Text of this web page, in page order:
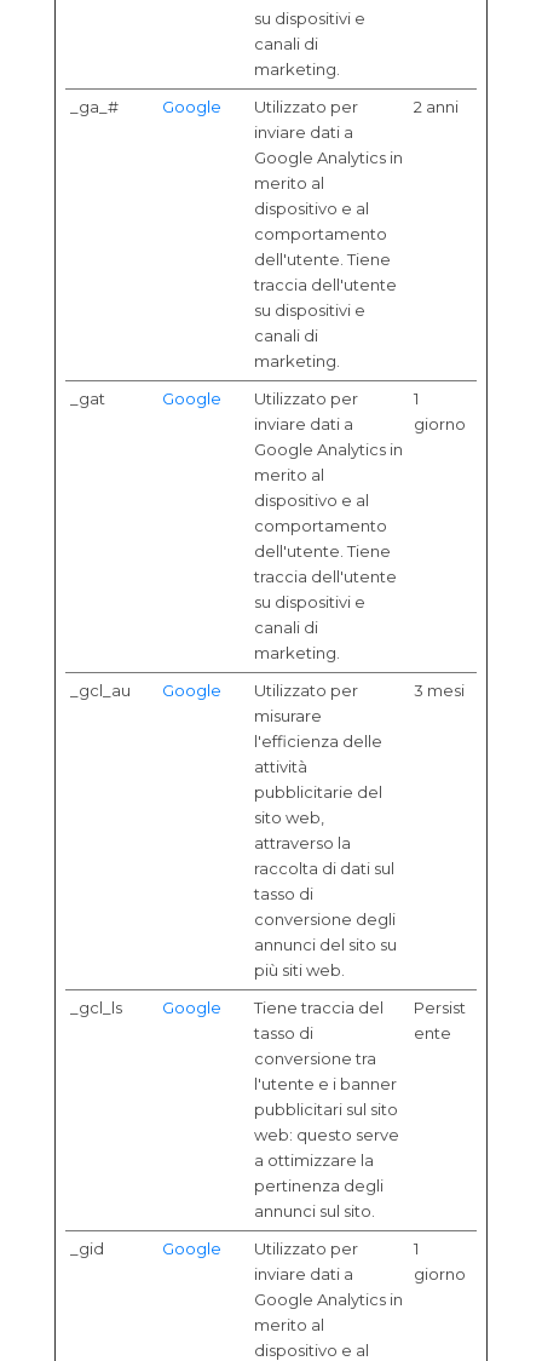
su dispositivi e
canali di
marketing.
_ga_#
Google
Utilizzato per
inviare dati a
Google Analytics in
merito al
dispositivo e al
comportamento
dell'utente. Tiene
traccia dell'utente
su dispositivi e
canali di
marketing.
2 anni
_gat Google
Utilizzato per
inviare dati a
Google Analytics in
merito al
dispositivo e al
comportamento
dell'utente. Tiene
traccia dell'utente
su dispositivi e
canali di
marketing.
1
giorno
_gcl_au Google
Utilizzato per
misurare
l'efficienza delle
attività
pubblicitarie del
sito web,
attraverso la
raccolta di dati sul
tasso di
conversione degli
annunci del sito su
più siti web.
3 mesi
_gcl_ls Google
Tiene traccia del
tasso di
conversione tra
l'utente e i banner
pubblicitari sul sito
web: questo serve
a ottimizzare la
pertinenza degli
annunci sul sito.
Persist
ente
_gid Google
Utilizzato per
inviare dati a
Google Analytics in
merito al
dispositivo e al
1
giorno